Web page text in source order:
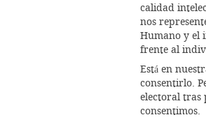
calidad
nos
Humano y el
frente al
Está en
consentirlo.
electoral tras
consentimos.